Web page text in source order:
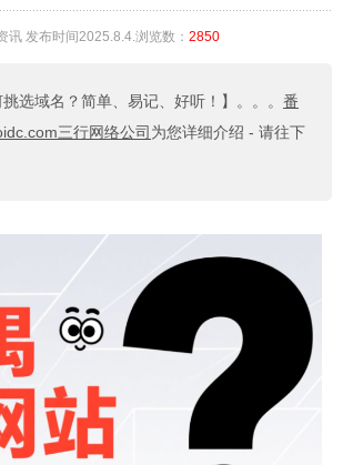
讯 发布时间2025.8.4.浏览数： 2850
挑选域名？简单、易记、好听！】 。。。 番
三行网络公司 为您详细介绍 - 请往下